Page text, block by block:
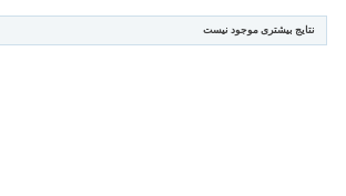
نتایج بیشتری موجود نیست